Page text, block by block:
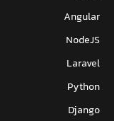
Angular
NodeJS
Laravel
Python
Django